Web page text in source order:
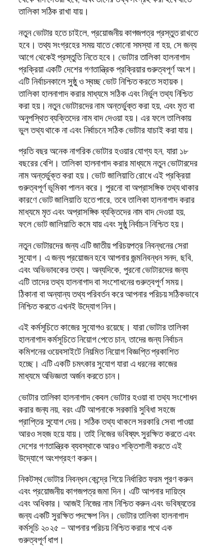
তালিকা সঠিক রাখা যায়।
নতুন ভোটার হতে চাইলে, প্রয়োজনীয় কাগজপত্র প্রস্তুত রাখতে
হবে। তথ্য সংগ্রহের সময় যাতে কোনো সমস্যা না হয়, সে জন্য
আগে থেকেই প্রস্তুতি নিতে হবে। ভোটার তালিকা হালনাগাদ
প্রক্রিয়া একটি দেশের গণতান্ত্রিক প্রক্রিয়ার গুরুত্বপূর্ণ অংশ।
এটি নির্বাচনকালে সুষ্ঠু ও স্বচ্ছ ভোট নিশ্চিত করতে সহায়ক।
তালিকা হালনাগাদ করার মাধ্যমে সঠিক এবং নির্ভুল তথ্য নিশ্চিত
করা হয়। নতুন ভোটারদের নাম অন্তর্ভুক্ত করা হয়, এবং মৃত বা
অনুপস্থিত ব্যক্তিদের নাম বাদ দেওয়া হয়। এর ফলে তালিকায়
ভুল তথ্য থাকে না এবং নির্বাচনে সঠিক ভোটার যাচাই করা যায়।
প্রতি বছর অনেক নাগরিক ভোটার হওয়ার যোগ্য হন, যারা ১৮
বছরের বেশি। তালিকা হালনাগাদ করার মাধ্যমে নতুন ভোটারদের
নাম অন্তর্ভুক্ত করা হয়। ভোট জালিয়াতি রোধে এই প্রক্রিয়া
গুরুত্বপূর্ণ ভূমিকা পালন করে। পুরনো বা অপ্রাসঙ্গিক তথ্য থাকার
কারণে ভোট জালিয়াতি হতে পারে, তবে তালিকা হালনাগাদ করার
মাধ্যমে মৃত এবং অপ্রাসঙ্গিক ব্যক্তিদের নাম বাদ দেওয়া হয়,
ফলে ভোট জালিয়াতি কমে যায় এবং সুষ্ঠু নির্বাচন নিশ্চিত হয়।
নতুন ভোটারদের জন্য এটি জাতীয় পরিচয়পত্র নিবন্ধনের সেরা
সুযোগ। এ জন্য প্রয়োজন হবে আপনার জন্মনিবন্ধন সনদ, ছবি,
এবং অভিভাবকের তথ্য। অন্যদিকে, পুরনো ভোটারদের জন্য
এটি তাদের তথ্য হালনাগাদ বা সংশোধনের গুরুত্বপূর্ণ সময়।
ঠিকানা বা অন্যান্য তথ্য পরিবর্তন করে আপনার পরিচয় সঠিকভাবে
নিশ্চিত করতে এখনই উদ্যোগ নিন।
এই কর্মসূচিতে কাজের সুযোগও রয়েছে। যারা ভোটার তালিকা
হালনাগাদ কর্মসূচিতে নিয়োগ পেতে চান, তাদের জন্য নির্বাচন
কমিশনের ওয়েবসাইটে নিয়মিত নিয়োগ বিজ্ঞপ্তি প্রকাশিত
হচ্ছে। এটি একটি চমৎকার সুযোগ যারা এ ধরনের কাজের
মাধ্যমে অভিজ্ঞতা অর্জন করতে চান।
ভোটার তালিকা হালনাগাদ কেবল ভোটার হওয়া বা তথ্য সংশোধন
করার জন্য নয়, বরং এটি আপনাকে সরকারি সুবিধা সহজে
প্রাপ্তির সুযোগ দেয়। সঠিক তথ্য থাকলে সরকারি সেবা পাওয়া
আরও সহজ হয়ে যায়। তাই নিজের ভবিষ্যৎ সুরক্ষিত করতে এবং
দেশের গণতান্ত্রিক ব্যবস্থাকে আরও শক্তিশালী করতে এই
উদ্যোগে অংশগ্রহণ করুন।
নিকটস্থ ভোটার নিবন্ধন কেন্দ্রে গিয়ে নির্ধারিত ফরম পূরণ করুন
এবং প্রয়োজনীয় কাগজপত্র জমা দিন। এটি আপনার দায়িত্ব
এবং অধিকার। আজই নিজের নাম নিশ্চিত করুন এবং ভবিষ্যতের
জন্য একটি সুরক্ষিত পদক্ষেপ নিন। ভোটার তালিকা হালনাগাদ
কর্মসূচি ২০২৫ – আপনার পরিচয় নিশ্চিত করার পথে এক
গুরুত্বপূর্ণ ধাপ।